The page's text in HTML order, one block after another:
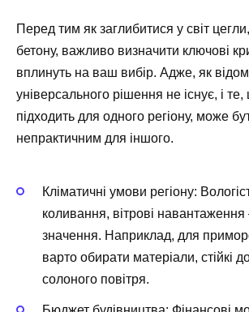
Перед тим як заглибитися у світ
бетону, важливо визначити ключові
вплинуть на ваш вибір. Адже, як
універсального рішення не існує, і
підходить для одного регіону, може
непрактичним для іншого.
Кліматичні умови регіону:
коливання, вітрові
значення. Наприклад, для
варто обирати матеріали, стійкі
солоного повітря.